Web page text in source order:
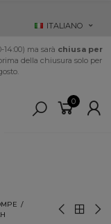
ITALIANO
ma sarà chiusa per
della chiusura solo per
0